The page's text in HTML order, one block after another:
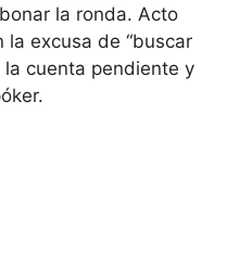
la ronda. Acto
la excusa de “buscar
la cuenta pendiente y